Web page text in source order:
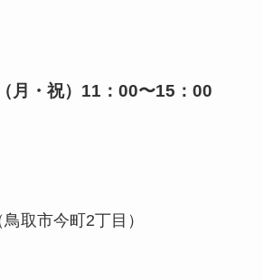
月・祝）11：00〜15：00
取市今町2丁目）